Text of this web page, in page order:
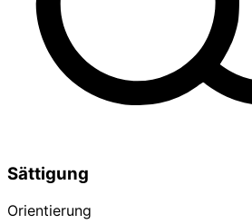
Sättigung
Orientierung